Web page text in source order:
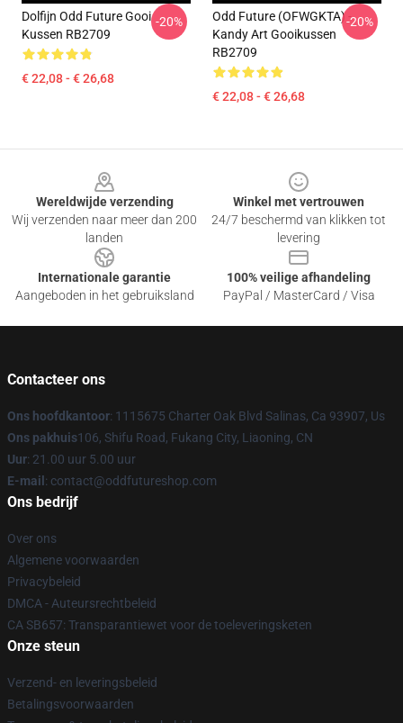
Dolfijn Odd Future Gooi
Kussen RB2709
€ 22,08 - € 26,68
-20%
Odd Future (OFWGKTA) -
Kandy Art Gooikussen
RB2709
€ 22,08 - € 26,68
-20%
Wereldwijde verzending
Wij verzenden naar meer dan 200
landen
Winkel met vertrouwen
24/7 beschermd van klikken tot
levering
Internationale garantie
Aangeboden in het gebruiksland
100% veilige afhandeling
PayPal / MasterCard / Visa
Contacteer ons
Ons hoofdkantoor: 1115675 Charter Oak Blvd Salinas, Ca 93907, Us
Ons pakhuis106, Shifu Road, Fukang City, Liaoning, CN
Uur: 21.00 uur 5.00 uur
E-mail : contact@oddfutureshop.com
Ons bedrijf
Over ons
Algemene voorwaarden
Privacybeleid
DMCA - Auteursrechtbeleid
CA SB657: Transparantiewet voor de toeleveringsketen
Onze steun
Verzend- en leveringsbeleid
Betalingsvoorwaarden